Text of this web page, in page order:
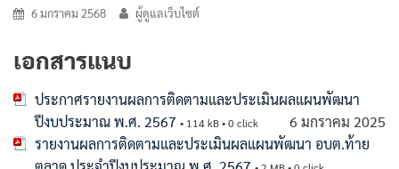
6 มกราคม 2568 ผู้ดูแลเว็บไซต์
เอกสารแนบ
ประกาศรายงานผลการติดตามและประเมินผลแผนพัฒนา
ปีงบประมาณ พ.ศ. 2567 • 114 kB • 0 click
6 มกราคม 2025
รายงานผลการติดตามและประเมินผลแผนพัฒนา อบต.ท้าย